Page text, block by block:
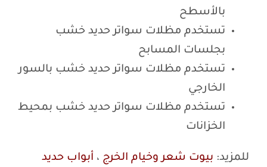
بالأسطح
تستخدم مظلات سواتر حديد خشب
بجلسات المسابح
تستخدم مظلات سواتر حديد خشب بالسور
الخارجي
تستخدم مظلات سواتر حديد خشب بمحيط
الخزانات
للمزيد: بيوت شعر وخيام الخرج ، أبواب حديد